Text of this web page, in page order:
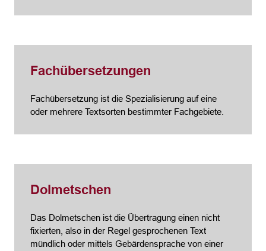
Fachübersetzungen
Fachübersetzung ist die Spezialisierung auf eine
oder mehrere Textsorten bestimmter Fachgebiete.
Dolmetschen
Das Dolmetschen ist die Übertragung einen nicht
fixierten, also in der Regel gesprochenen Text
mündlich oder mittels Gebärdensprache von einer